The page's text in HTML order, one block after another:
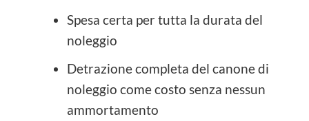
Spesa certa per tutta la durata del
noleggio
Detrazione completa del canone di
noleggio come costo senza nessun
ammortamento